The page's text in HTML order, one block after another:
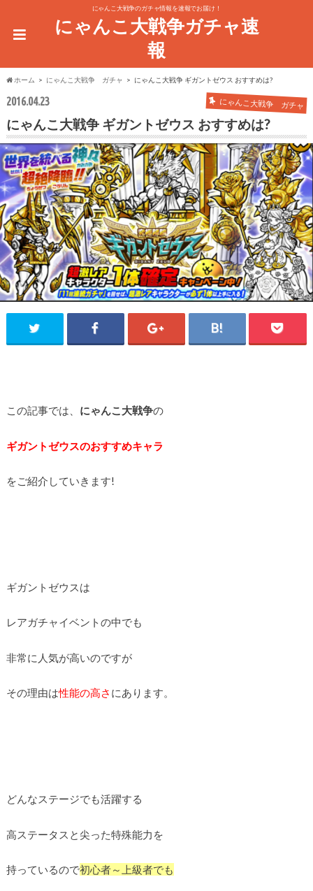
にゃんこ大戦争のガチャ情報を速報でお届け！
にゃんこ大戦争ガチャ速
報
ホーム にゃんこ大戦争 ガチャ にゃんこ大戦争 ギガントゼウス おすすめは?
2016.04.23 にゃんこ大戦争 ガチャ
にゃんこ大戦争 ギガントゼウス おすすめは?
この記事では、 にゃんこ大戦争の
ギガントゼウスのおすすめキャラ
をご紹介していきます!
ギガントゼウスは
レアガチャイベントの中でも
非常に人気が高いのですが
その理由は性能の高さ にあります。
どんなステージでも活躍する
高ステータスと尖った特殊能力を
持っているので初心者～上級者でも